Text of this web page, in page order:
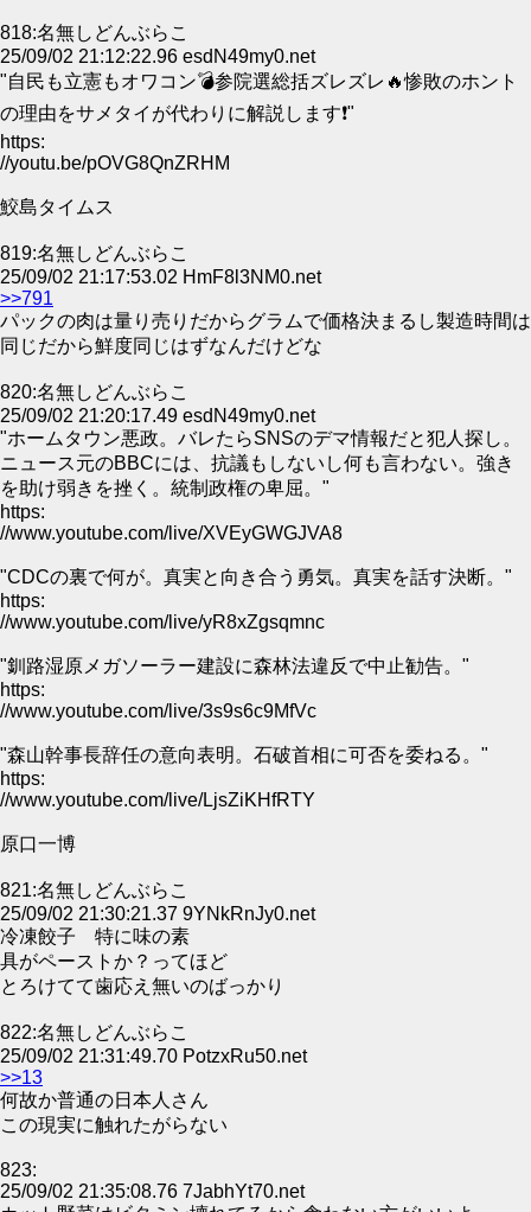
818:名無しどんぶらこ
25/09/02 21:12:22.96 esdN49my0.net
"自民も立憲もオワコン💣参院選総括ズレズレ🔥惨敗のホント
の理由をサメタイが代わりに解説します❗"
https:
//youtu.be/pOVG8QnZRHM
鮫島タイムス
819:名無しどんぶらこ
25/09/02 21:17:53.02 HmF8l3NM0.net
>>791
パックの肉は量り売りだからグラムで価格決まるし製造時間は
同じだから鮮度同じはずなんだけどな
820:名無しどんぶらこ
25/09/02 21:20:17.49 esdN49my0.net
"ホームタウン悪政。バレたらSNSのデマ情報だと犯人探し。
ニュース元のBBCには、抗議もしないし何も言わない。強き
を助け弱きを挫く。統制政権の卑屈。"
https:
//www.youtube.com/live/XVEyGWGJVA8
"CDCの裏で何が。真実と向き合う勇気。真実を話す決断。"
https:
//www.youtube.com/live/yR8xZgsqmnc
"釧路湿原メガソーラー建設に森林法違反で中止勧告。"
https:
//www.youtube.com/live/3s9s6c9MfVc
"森山幹事長辞任の意向表明。石破首相に可否を委ねる。"
https:
//www.youtube.com/live/LjsZiKHfRTY
原口一博
821:名無しどんぶらこ
25/09/02 21:30:21.37 9YNkRnJy0.net
冷凍餃子 特に味の素
具がペーストか？ってほど
とろけてて歯応え無いのばっかり
822:名無しどんぶらこ
25/09/02 21:31:49.70 PotzxRu50.net
>>13
何故か普通の日本人さん
この現実に触れたがらない
823:
25/09/02 21:35:08.76 7JabhYt70.net